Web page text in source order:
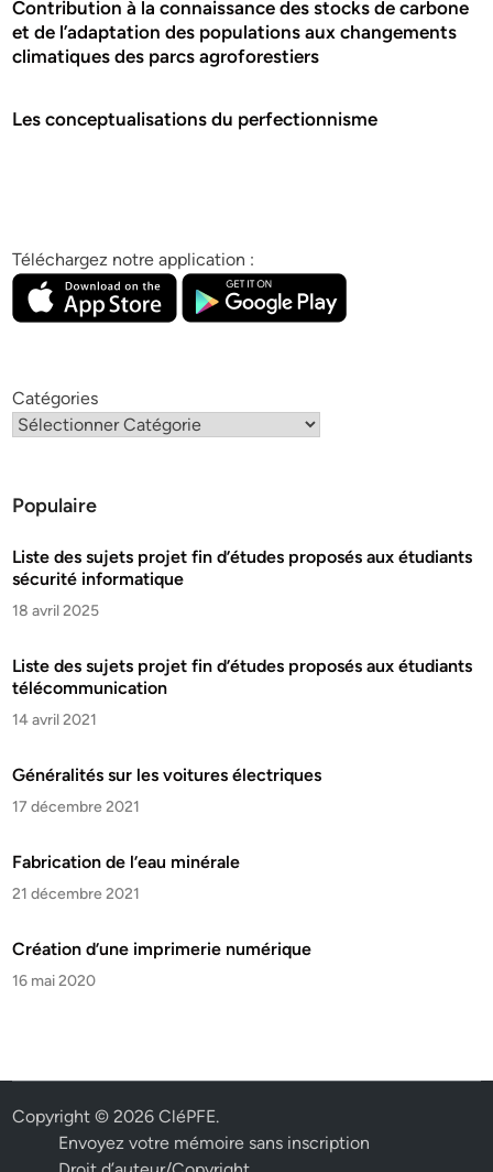
Contribution à la connaissance des stocks de carbone
et de l’adaptation des populations aux changements
climatiques des parcs agroforestiers
Les conceptualisations du perfectionnisme
Téléchargez notre application :
Catégories
Populaire
Liste des sujets projet fin d’études proposés aux étudiants
sécurité informatique
18 avril 2025
Liste des sujets projet fin d’études proposés aux étudiants
télécommunication
14 avril 2021
Généralités sur les voitures électriques
17 décembre 2021
Fabrication de l’eau minérale
21 décembre 2021
Création d’une imprimerie numérique
16 mai 2020
Copyright © 2026CléPFE.
Envoyez votre mémoire sans inscription